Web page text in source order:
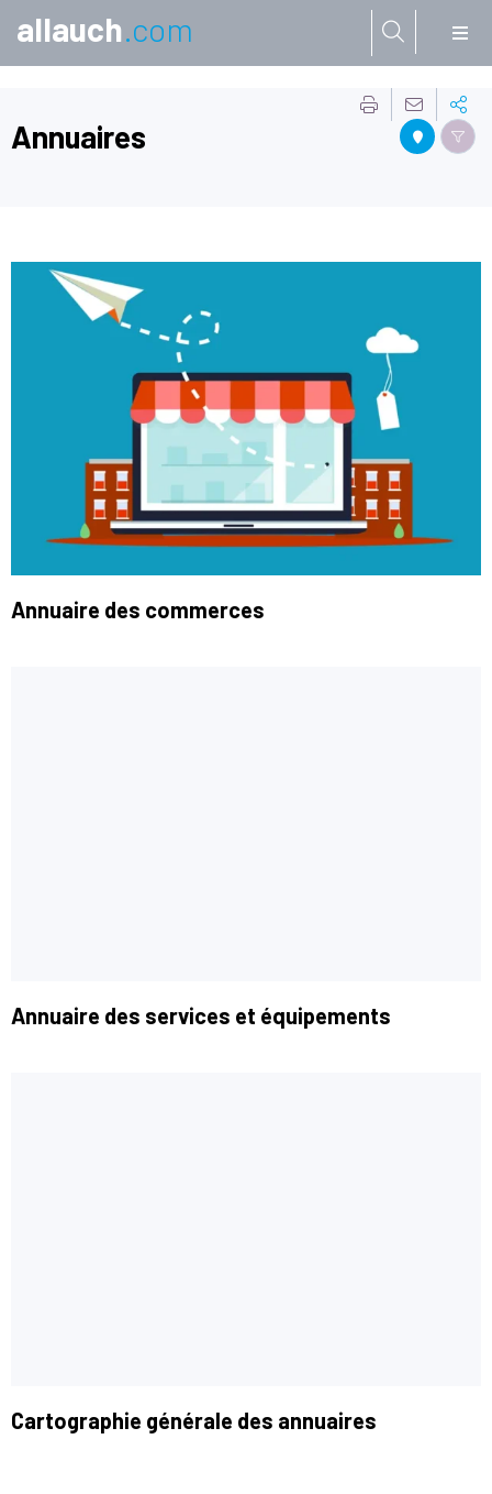
allauch.com
Annuaires
Annuaire des commerces
Annuaire des services et équipements
Cartographie générale des annuaires